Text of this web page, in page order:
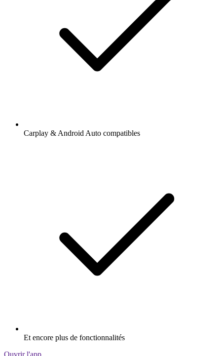
Carplay & Android Auto compatibles
Et encore plus de fonctionnalités